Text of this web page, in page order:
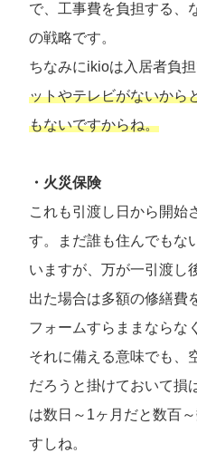
で、工事費を負担する、
の戦略です。
ちなみにikioは入居者負
ットやテレビがないから
もないですからね。
・火災保険
これも引渡し日から開始
す。まだ誰も住んでもな
いますが、万が一引渡し
出た場合は多額の修繕費
フォームすらままならな
それに備える意味でも、
だろうと掛けておいて損
は数日～1ヶ月だと数百
すしね。